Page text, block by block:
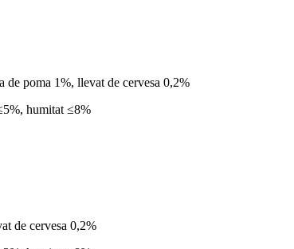
poma 1%, llevat de cervesa 0,2%
humitat ≤8%
de cervesa 0,2%